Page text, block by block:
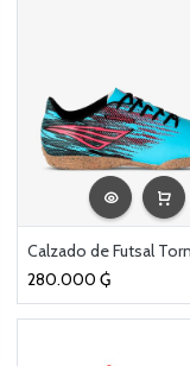
280.000 ₲